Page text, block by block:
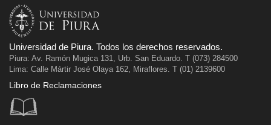
Universidad de Piura. Todos los derechos reservados.
Piura: Av. Ramón Mugica 131, Urb. San Eduardo. T (073) 284500
Lima: Calle Mártir José Olaya 162, Miraflores. T (01) 2139600
Libro de Reclamaciones